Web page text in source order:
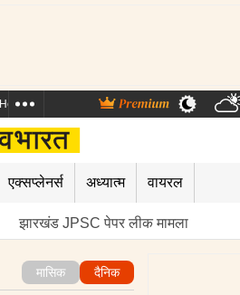
Health and Me Marathi Bengali Telugu
एक्सप्लेनर्स अध्यात्म वायरल
झारखंड JPSC पेपर लीक मामला
मासिक दैनिक